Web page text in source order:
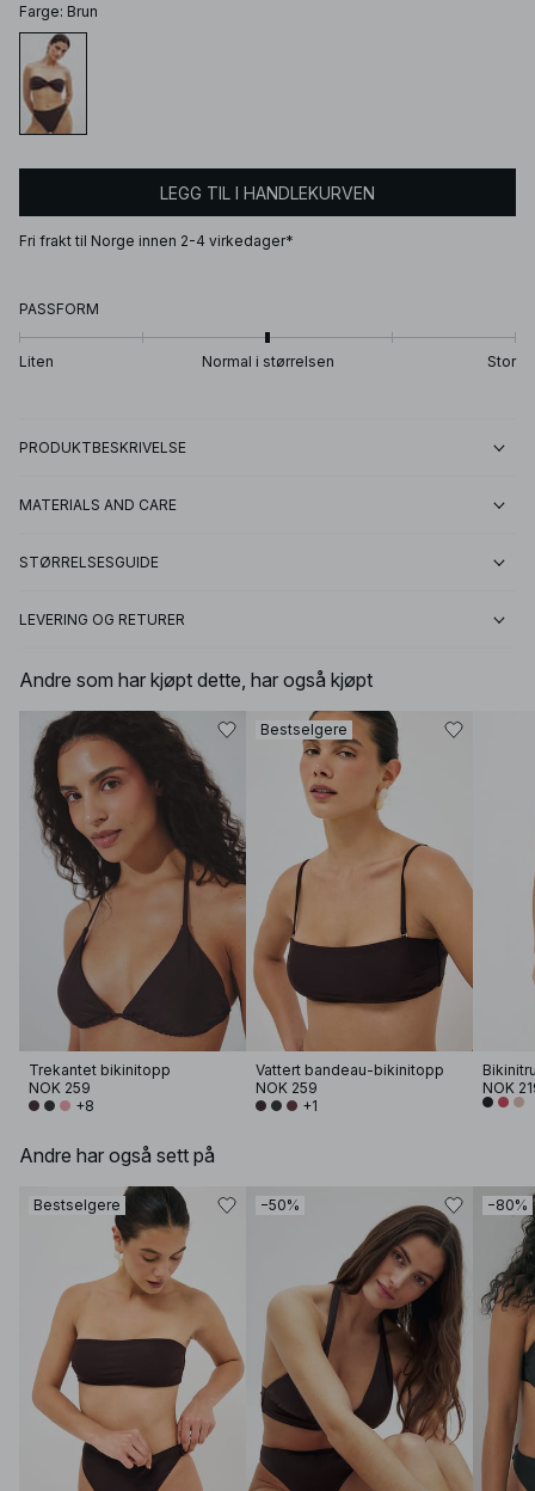
Farge: Brun
LEGG TIL I HANDLEKURVEN
Fri frakt til Norge innen 2-4 virkedager*
PASSFORM
Liten Normal i størrelsen Stor
PRODUKTBESKRIVELSE
MATERIALS AND CARE
STØRRELSESGUIDE
LEVERING OG RETURER
Andre som har kjøpt dette, har også kjøpt
Trekantet bikinitopp
NOK 259
+8
Bestselgere
Vattert bandeau-bikinitopp
NOK 259
+1
NOK
Andre har også sett på
Bestselgere −50% −80%